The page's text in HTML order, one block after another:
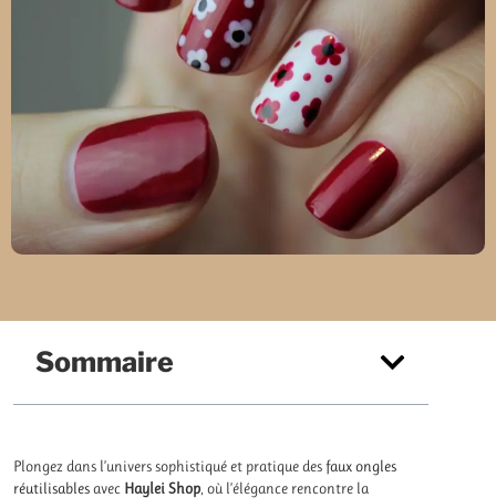
Sommaire
Plongez dans l’univers sophistiqué et pratique desfaux ongles
réutilisablesavec Haylei Shop , où l’élégance rencontre la